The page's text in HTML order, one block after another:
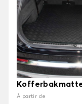
À partir de